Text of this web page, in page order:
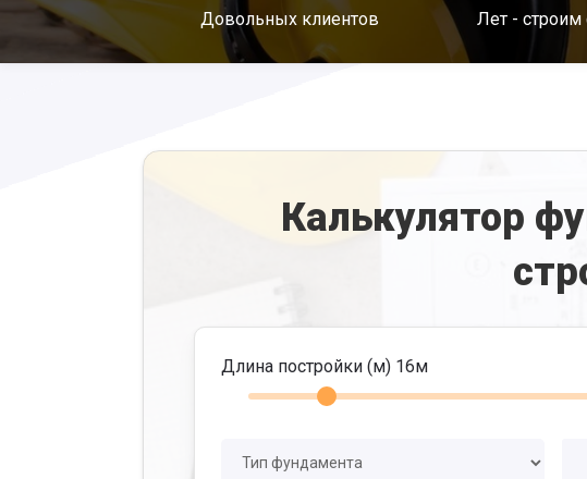
Довольных клиентов Лет -
Калькулятор
Длина постройки (м) 16м